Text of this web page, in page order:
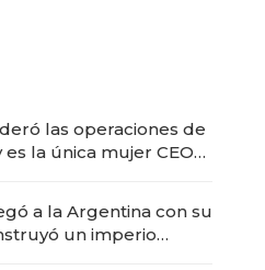
las operaciones de
es la única mujer CEO
a la Argentina con su
un imperio